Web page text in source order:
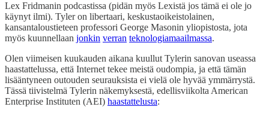
Lex Fridmanin podcastissa (pidän myös Lexistä jos tämä ei ole jo
käynyt ilmi). Tyler on libertaari, keskustaoikeistolainen,
kansantaloustieteen professori George Masonin yliopistosta, jota
myös kuunnellaan jonkin verran teknologiamaailmassa.
Olen viimeisen kuukauden aikana kuullut Tylerin sanovan useassa
haastattelussa, että Internet tekee meistä oudompia, ja että tämän
lisääntyneen outouden seurauksista ei vielä ole hyvää ymmärrystä.
Tässä tiivistelmä Tylerin näkemyksestä, edellisviikolta American
Enterprise Instituten (AEI) haastattelusta: